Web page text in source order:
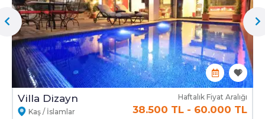
Mama Sandalyesi Ulaşım Hizmeti
Villa Dizayn
Kaş / İslamlar
Haftalık Fiyat Aralığı
38.500 TL - 60.000 TL